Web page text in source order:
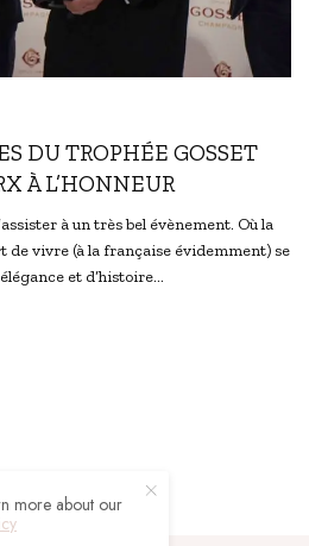
DU TROPHÉE GOSSET
À L’HONNEUR
à un très bel évènement. Où la
de vivre (à la française évidemment) se
et d’histoire…
more about our